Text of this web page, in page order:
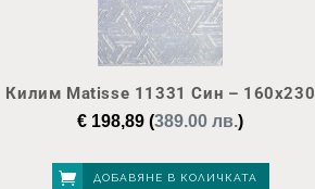
Килим Matisse 11331 Син – 160х230
€ 198,89 (389.00 лв.)
ДОБАВЯНЕ В КОЛИЧКАТА